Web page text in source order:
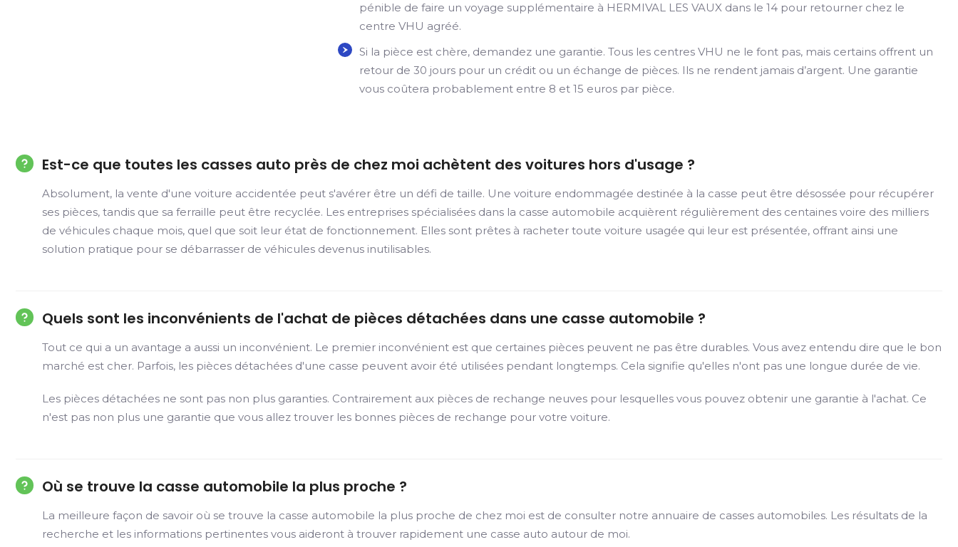
pénible de faire un voyage supplémentaire à HERMIVAL LES VAUX dans le 14 pour retourner chez le
centre VHU agréé.
Si la pièce est chère, demandez une garantie. Tous les centres VHU ne le font pas, mais certains offrent un
retour de 30 jours pour un crédit ou un échange de pièces. Ils ne rendent jamais d’argent. Une garantie
vous coûtera probablement entre 8 et 15 euros par pièce.
Est-ce que toutes les casses auto près de chez moi achètent des voitures hors d'usage ?
Absolument, la vente d'une voiture accidentée peut s'avérer être un défi de taille. Une voiture endommagée destinée à la casse peut être désossée pour récupérer
ses pièces, tandis que sa ferraille peut être recyclée. Les entreprises spécialisées dans la casse automobile acquièrent régulièrement des centaines voire des milliers
de véhicules chaque mois, quel que soit leur état de fonctionnement. Elles sont prêtes à racheter toute voiture usagée qui leur est présentée, offrant ainsi une
solution pratique pour se débarrasser de véhicules devenus inutilisables.
Quels sont les inconvénients de l'achat de pièces détachées dans une casse automobile ?
Tout ce qui a un avantage a aussi un inconvénient. Le premier inconvénient est que certaines pièces peuvent ne pas être durables. Vous avez entendu dire que le bon
marché est cher. Parfois, les pièces détachées d'une casse peuvent avoir été utilisées pendant longtemps. Cela signifie qu'elles n'ont pas une longue durée de vie.
Les pièces détachées ne sont pas non plus garanties. Contrairement aux pièces de rechange neuves pour lesquelles vous pouvez obtenir une garantie à l'achat. Ce
n'est pas non plus une garantie que vous allez trouver les bonnes pièces de rechange pour votre voiture.
Où se trouve la casse automobile la plus proche ?
La meilleure façon de savoir où se trouve la casse automobile la plus proche de chez moi est de consulter notre annuaire de casses automobiles. Les résultats de la
recherche et les informations pertinentes vous aideront à trouver rapidement une casse auto autour de moi.